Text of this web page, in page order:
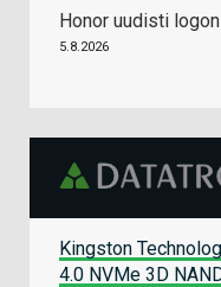
Honor uudisti
5.8.2026
Kingston
4.0 NVMe 3D